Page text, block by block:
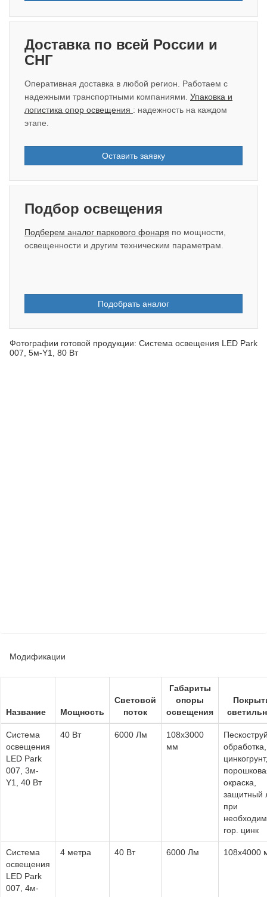
Доставка по всей России и
СНГ
Оперативная доставка в любой регион. Работаем с
надежными транспортными компаниями. Упаковка и
логистика опор освещения : надежность на каждом
этапе.
Оставить заявку
Подбор освещения
Подберем аналог паркового фонаря по мощности,
освещенности и другим техническим параметрам.
Подобрать аналог
Фотографии готовой продукции: Система освещения LED Park
007, 5м-Y1, 80 Вт
Модификации
Название Мощность
Световой
поток
Габариты
опоры
освещения
Система
освещения
LED Park
007, 3м-
Y1, 40 Вт
40 Вт 6000 Лм
108х3000
мм
обработка,
цинкогрунт,
окраска,
защитный
при
гор. цинк
Система
освещения
LED Park
007, 4м-
4 метра 40 Вт 6000 Лм 108х4000